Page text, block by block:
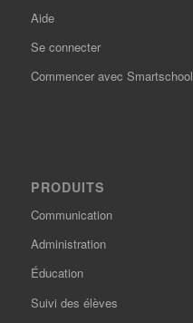
Aide
Se connecter
Commencer avec Smartschool
PRODUITS
Communication
Administration
Éducation
Suivi des élèves